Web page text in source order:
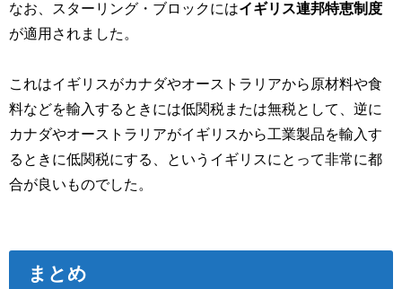
なお、スターリング・ブロックにはイギリス連邦特恵制度
が適用されました。
これはイギリスがカナダやオーストラリアから原材料や食
料などを輸入するときには低関税または無税として、逆に
カナダやオーストラリアがイギリスから工業製品を輸入す
るときに低関税にする、というイギリスにとって非常に都
合が良いものでした。
まとめ